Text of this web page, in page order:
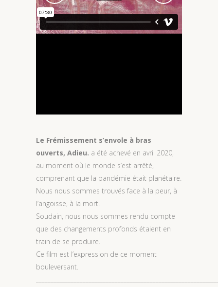
Le Frémissement s’envole à bras
ouverts, Adieu. a été achevé en avril 2020,
au moment où le monde s’est arrêté,
comprenant que la pandémie était planétaire.
Nous nous sommes trouvés face à la peur, à
l’angoisse, à la mort.
Soudain, nous nous sommes rendu compte
que des changements profonds étaient en
train de se produire.
Ce film est l’expression de ce moment
bouleversant.